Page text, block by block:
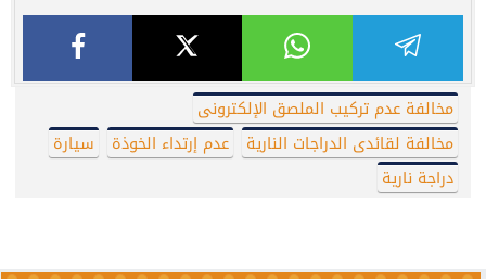
مخالفة عدم تركيب الملصق الإلكترونى
مخالفة لقائدى الدراجات النارية
عدم إرتداء الخوذة
سيارة
دراجة نارية